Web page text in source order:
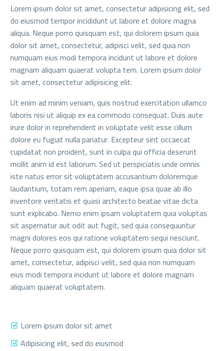
Lorem ipsum dolor sit amet, consectetur adipisicing elit, sed
do eiusmod tempor incididunt ut labore et dolore magna
aliqua. Neque porro quisquam est, qui dolorem ipsum quia
dolor sit amet, consectetur, adipisci velit, sed quia non
numquam eius modi tempora incidunt ut labore et dolore
magnam aliquam quaerat volupta tem. Lorem ipsum dolor
sit amet, consectetur adipisicing elit.
Ut enim ad minim veniam, quis nostrud exercitation ullamco
laboris nisi ut aliquip ex ea commodo consequat. Duis aute
irure dolor in reprehenderit in voluptate velit esse cillum
dolore eu fugiat nulla pariatur. Excepteur sint occaecat
cupidatat non proident, sunt in culpa qui officia deserunt
mollit anim id est laborum. Sed ut perspiciatis unde omnis
iste natus error sit voluptatem accusantium doloremque
laudantium, totam rem aperiam, eaque ipsa quae ab illo
inventore veritatis et quasi architecto beatae vitae dicta
sunt explicabo. Nemo enim ipsam voluptatem quia voluptas
sit aspernatur aut odit aut fugit, sed quia consequuntur
magni dolores eos qui ratione voluptatem sequi nesciunt.
Neque porro quisquam est, qui dolorem ipsum quia dolor sit
amet, consectetur, adipisci velit, sed quia non numquam
eius modi tempora incidunt ut labore et dolore magnam
aliquam quaerat voluptatem.
Lorem ipsum dolor sit amet
Adipisicing elit, sed do eiusmod